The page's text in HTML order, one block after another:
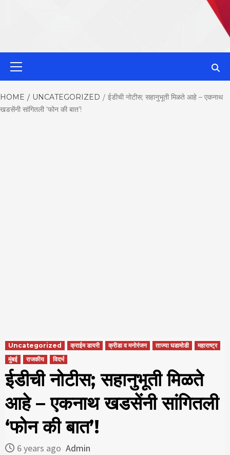
Best News
HOME UNCATEGORIZED
ईडीची नोटीस; सहानुभूती मिळते आहे – एकनाथ
खडसेंनी सांगितली ‘फोन की बात’!
Uncategorized क्राईम डायरी क्रीडा व मनोरंजन ताज्या घडामोडी
महाराष्ट्र
मुंबई
राजकीय विदर्भ
ईडीची नोटीस; सहानुभूती मिळते
आहे – एकनाथ खडसेंनी सांगितली
‘फोन की बात’!
6 years ago Admin